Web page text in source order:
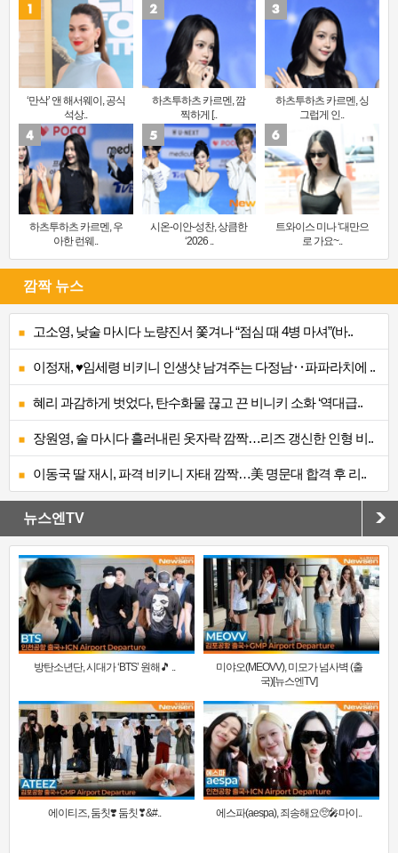
‘만삭’ 앤 해서웨이, 공식
석상..
하츠투하츠 카르멘, 깜
찍하게 [..
하츠투하츠 카르멘, 싱
그럽게 인..
하츠투하츠 카르멘, 우
아한 런웨..
시온-이안-성찬, 상큼한
‘2026 ..
트와이스 미나 ‘대만으
로 가요~..
깜짝 뉴스
고소영, 낮술 마시다 노량진서 쫓겨나 “점심 때 4병 마셔”(바..
이정재, ♥임세령 비키니 인생샷 남겨주는 다정남‥파파라치에 ..
혜리 과감하게 벗었다, 탄수화물 끊고 끈 비니키 소화 ‘역대급..
장원영, 술 마시다 흘러내린 옷자락 깜짝…리즈 갱신한 인형 비..
이동국 딸 재시, 파격 비키니 자태 깜짝…美 명문대 합격 후 리..
뉴스엔TV
방탄소년단, 시대가 ‘BTS’ 원해🎵 ..
미야오(MEOVV), 미모가 넘사벽 (출
국)[뉴스엔TV]
에이티즈, 둠칫❣️ 둠칫❣&#.. 에스파(aespa), 죄송해요🥺🎤마이..